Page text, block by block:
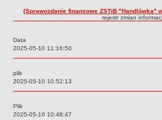
Inne placówki
ZARZĄDZENIA
PRZETARGI
SPRAWOZDANIA FINANSOWE
2018
2020
{Sprawozdanie finansowe ZSTiB "Handlówka"
rejestr zmian
Data
Data:
2025-05-10 11:16:50
plik
Data:
2025-05-10 10:52:13
Plik
Data:
2025-05-10 10:48:47